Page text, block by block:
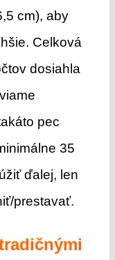
cm), aby
Celková
dosiahla
pec
35
ďalej, len
prestavať.